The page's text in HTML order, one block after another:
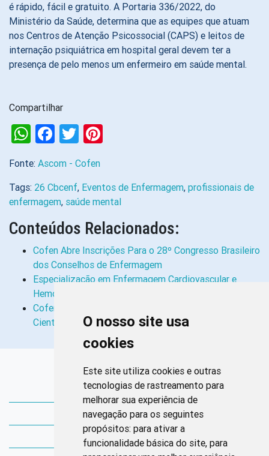
O nosso site usa
cookies
Este site utiliza cookies e outras
tecnologias de rastreamento para
melhorar sua experiência de
navegação para os seguintes
propósitos: para ativar a
funcionalidade básica do site, para
é rápido, fácil e gratuito. A Portaria 336/2022, do
Ministério da Saúde, determina que as equipes que atuam
nos Centros de Atenção Psicossocial (CAPS) e leitos de
internação psiquiátrica em hospital geral devem ter a
presença de pelo menos um enfermeiro em saúde mental.
Compartilhar
WhatsApp
Facebook
Twitter
Fonte: Ascom - Cofen
Tags: 26 Cbcenf, Eventos de Enfermagem, profissionais de
enfermagem, saúde mental
Conteúdos Relacionados:
Cofen Abre Inscrições Para o 28º Congresso Brasileiro
dos Conselhos de Enfermagem
Especialização em Enfermagem Cardiovascular e
Hemodinâmica Abre Inscrições
Cofen Abre Inscrições Para Submissão de Trabalhos
Científicos do 28º CBCENF
Links Rápidos
Bibliotecas Corens
Bases da Saúde
Bases de conhecimento